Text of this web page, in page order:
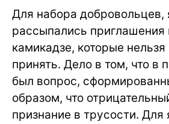
Для набора добровольцев,
рассыпались приглашения
камикадзе, которые
принять. Дело в том, что в
был вопрос,
образом, что
признание в трусости. Для